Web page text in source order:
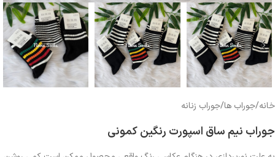
خانه/جوراب ها/جوراب زنانه
جوراب نیم ساق اسپورت رنگین کمونی